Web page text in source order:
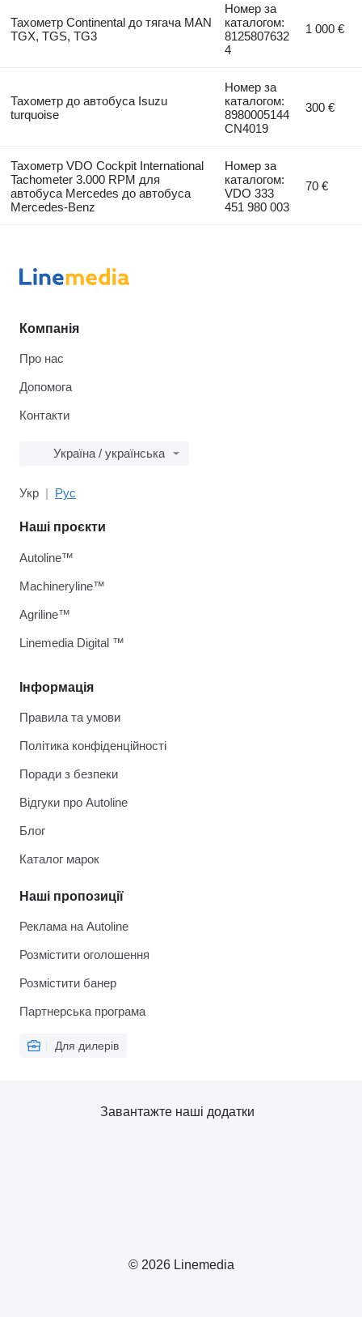
Тахометр Continental до тягача MAN
TGX, TGS, TG3
Номер за
каталогом:
8125807632
4
1 000 €
Тахометр до автобуса Isuzu
turquoise
Номер за
каталогом:
8980005144
CN4019
300 €
Тахометр VDO Cockpit International
Tachometer 3.000 RPM для
автобуса Mercedes до автобуса
Mercedes-Benz
Номер за
каталогом:
VDO 333
451 980 003
70 €
Компанія
Про нас
Допомога
Контакти
Україна / українська
Укр Рус
Інформація
Правила та умови
Політика конфіденційності
Поради з безпеки
Відгуки про Autoline
Блог
Каталог марок
Наші пропозиції
Реклама на Autoline
Розмістити оголошення
Розмістити банер
Партнерська програма
Для дилерів
Наші проєкти
Autoline™
Machineryline™
Agriline™
Linemedia Digital ™
© 2026 Linemedia
Завантажте наші додатки